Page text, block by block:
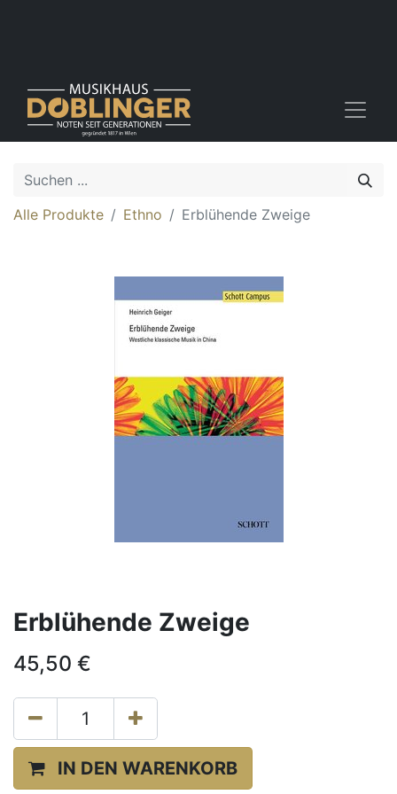
Alle Produkte Ethno Erblühende Zweige
Erblühende Zweige
45,50 €
IN DEN WARENKORB